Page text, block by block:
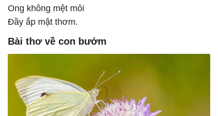
Ong không mệt mỏi
Đầy ắp mật thơm.
Bài thơ về con bướm